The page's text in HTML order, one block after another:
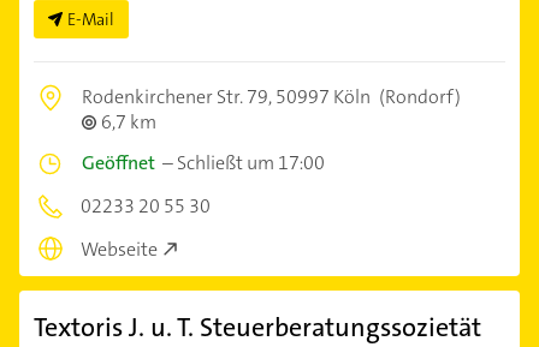
E-Mail
Rodenkirchener Str. 79,50997 Köln (Rondorf)
6,7 km
Geöffnet –Schließt um 17:00
02233 20 55 30
Webseite
Textoris J. u. T. Steuerberatungssozietät